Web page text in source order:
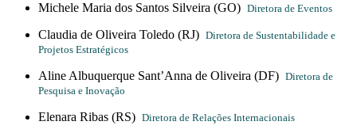
Michele Maria dos Santos Silveira (GO) Diretora de Eventos
Claudia de Oliveira Toledo (RJ) Diretora de Sustentabilidade e
Projetos Estratégicos
Aline Albuquerque Sant’Anna de Oliveira (DF) Diretora de
Pesquisa e Inovação
Elenara Ribas (RS) Diretora de Relações Internacionais